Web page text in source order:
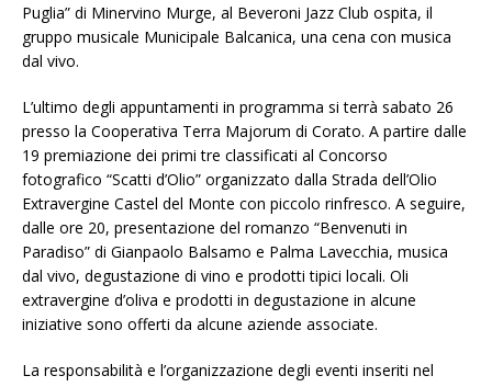
Puglia” di Minervino Murge, al Beveroni Jazz Club ospita, il
gruppo musicale Municipale Balcanica, una cena con musica
dal vivo.
L’ultimo degli appuntamenti in programma si terrà sabato 26
presso la Cooperativa Terra Majorum di Corato. A partire dalle
19 premiazione dei primi tre classificati al Concorso
fotografico “Scatti d’Olio” organizzato dalla Strada dell’Olio
Extravergine Castel del Monte con piccolo rinfresco. A seguire,
dalle ore 20, presentazione del romanzo “Benvenuti in
Paradiso” di Gianpaolo Balsamo e Palma Lavecchia, musica
dal vivo, degustazione di vino e prodotti tipici locali. Oli
extravergine d’oliva e prodotti in degustazione in alcune
iniziative sono offerti da alcune aziende associate.
La responsabilità e l’organizzazione degli eventi inseriti nel